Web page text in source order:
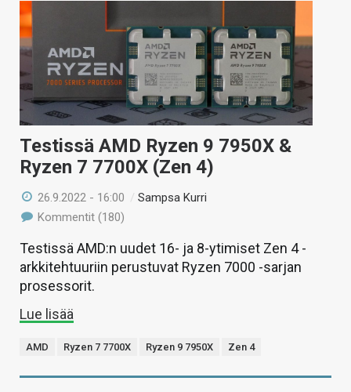
Testissä AMD Ryzen 9 7950X &
Ryzen 7 7700X (Zen 4)
26.9.2022 - 16:00 /Sampsa Kurri
Kommentit (180)
Testissä AMD:n uudet 16- ja 8-ytimiset Zen 4 -
arkkitehtuuriin perustuvat Ryzen 7000 -sarjan
prosessorit.
Lue lisää
AMD Ryzen 7 7700X Ryzen 9 7950X Zen 4